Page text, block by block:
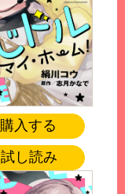
購入する
試し読み